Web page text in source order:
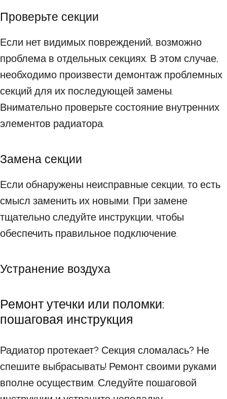
Проверьте секции
Если нет видимых повреждений, возможно
проблема в отдельных секциях. В этом случае,
необходимо произвести демонтаж проблемных
секций для их последующей замены.
Внимательно проверьте состояние внутренних
элементов радиатора.
Замена секции
Если обнаружены неисправные секции, то есть
смысл заменить их новыми. При замене
тщательно следуйте инструкции, чтобы
обеспечить правильное подключение.
Устранение воздуха
Ремонт утечки или поломки:
пошаговая инструкция
Радиатор протекает? Секция сломалась? Не
спешите выбрасывать! Ремонт своими руками
вполне осуществим. Следуйте пошаговой